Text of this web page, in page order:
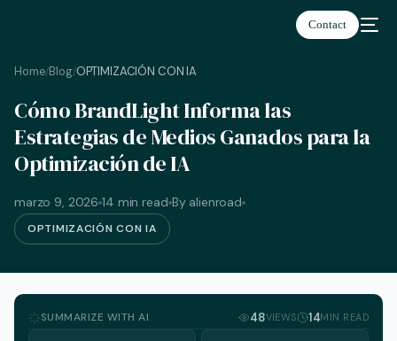
Contact
Home/Blog/OPTIMIZACIÓN CON IA
Cómo BrandLight Informa las
Estrategias de Medios Ganados para la
Optimización de IA
marzo 9, 2026 14 min read By alienroad
OPTIMIZACIÓN CON IA
SUMMARIZE WITH AI 48VIEWS 14MIN READ
Español